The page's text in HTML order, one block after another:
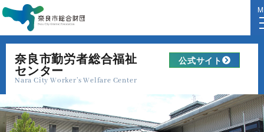
奈良市勤労者総合福祉
センター
Nara City Worker’s Welfare Center
公式サイト